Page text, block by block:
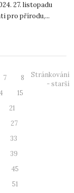
27. listopadu
pro přírodu,...
7
8
15
21
27
33
39
45
51
Stránkování
- starší